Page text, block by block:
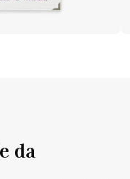
da